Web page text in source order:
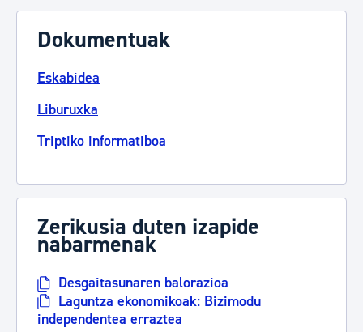
Dokumentuak
Eskabidea
Liburuxka
Triptiko informatiboa
Zerikusia duten izapide
nabarmenak
Desgaitasunaren balorazioa
Laguntza ekonomikoak: Bizimodu
independentea erraztea